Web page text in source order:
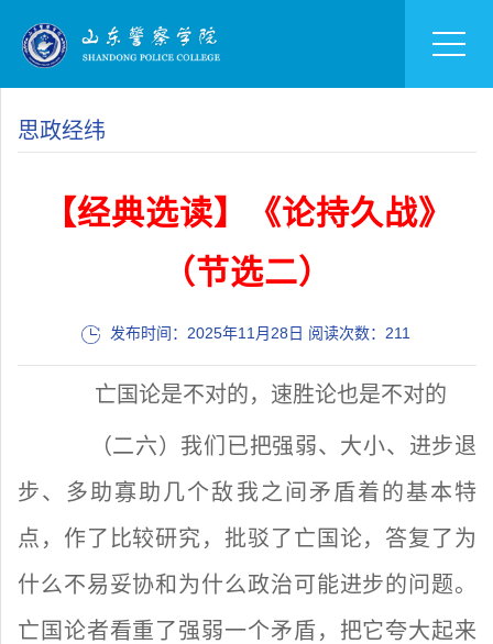
思政经纬
【经典选读】《论持久战》
（节选二）
发布时间：2025年11月28日 阅读次数： 211
亡国论是不对的，速胜论也是不对的
（二六）我们已把强弱、大小、进步退
步、多助寡助几个敌我之间矛盾着的基本特
点，作了比较研究，批驳了亡国论，答复了为
什么不易妥协和为什么政治可能进步的问题。
亡国论者看重了强弱一个矛盾，把它夸大起来